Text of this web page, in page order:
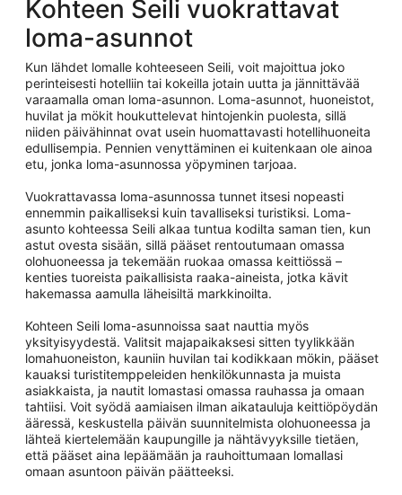
Kohteen Seili vuokrattavat
loma-asunnot
Kun lähdet lomalle kohteeseen Seili, voit majoittua joko
perinteisesti hotelliin tai kokeilla jotain uutta ja jännittävää
varaamalla oman loma-asunnon. Loma-asunnot, huoneistot,
huvilat ja mökit houkuttelevat hintojenkin puolesta, sillä
niiden päivähinnat ovat usein huomattavasti hotellihuoneita
edullisempia. Pennien venyttäminen ei kuitenkaan ole ainoa
etu, jonka loma-asunnossa yöpyminen tarjoaa.
Vuokrattavassa loma-asunnossa tunnet itsesi nopeasti
ennemmin paikalliseksi kuin tavalliseksi turistiksi. Loma-
asunto kohteessa Seili alkaa tuntua kodilta saman tien, kun
astut ovesta sisään, sillä pääset rentoutumaan omassa
olohuoneessa ja tekemään ruokaa omassa keittiössä –
kenties tuoreista paikallisista raaka-aineista, jotka kävit
hakemassa aamulla läheisiltä markkinoilta.
Kohteen Seili loma-asunnoissa saat nauttia myös
yksityisyydestä. Valitsit majapaikaksesi sitten tyylikkään
lomahuoneiston, kauniin huvilan tai kodikkaan mökin, pääset
kauaksi turistitemppeleiden henkilökunnasta ja muista
asiakkaista, ja nautit lomastasi omassa rauhassa ja omaan
tahtiisi. Voit syödä aamiaisen ilman aikatauluja keittiöpöydän
ääressä, keskustella päivän suunnitelmista olohuoneessa ja
lähteä kiertelemään kaupungille ja nähtävyyksille tietäen,
että pääset aina lepäämään ja rauhoittumaan lomallasi
omaan asuntoon päivän päätteeksi.